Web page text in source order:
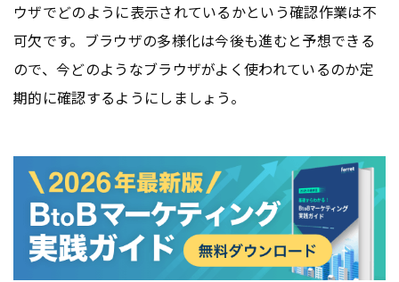
ウザでどのように表示されているかという確認作業は不
可欠です。ブラウザの多様化は今後も進むと予想できる
ので、今どのようなブラウザがよく使われているのか定
期的に確認するようにしましょう。